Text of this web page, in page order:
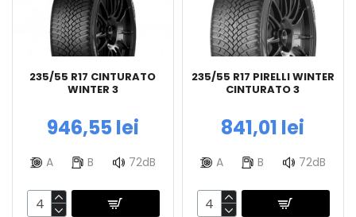
235/55 R17 CINTURATO
WINTER 3
946,55 lei
A B 72dB
235/55 R17 PIRELLI WINTER
CINTURATO 3
841,01 lei
A B 72dB